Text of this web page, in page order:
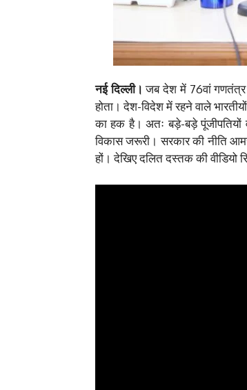
नई दिल्ली। जब देश में 76वां गणतंत्र
होता। देश-विदेश में रहने वाले
का हक है। अतः बड़े-बड़े पूंजीपतियों
विकास जरूरी। सरकार की नीति
हों। देखिए दलित दस्तक की वीडियो